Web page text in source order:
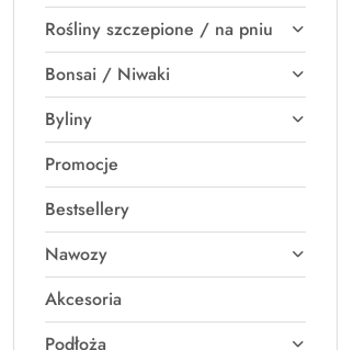
Rośliny szczepione / na pniu
Bonsai / Niwaki
Byliny
Promocje
Bestsellery
Nawozy
Akcesoria
Podłoża